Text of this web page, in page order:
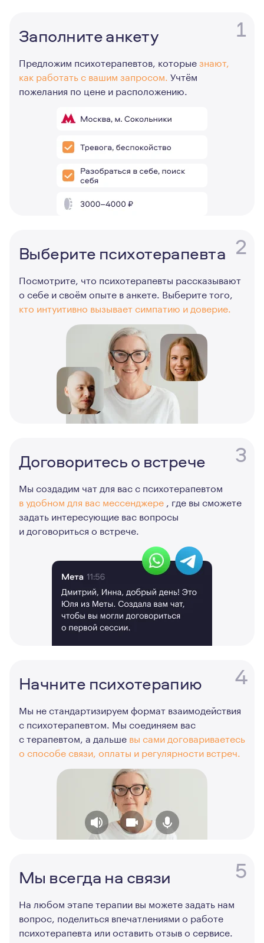
1
Заполните анкету
Предложим психотерапевтов, которыезнают,
как работать с вашим запросом. Учтём
пожелания по цене и расположению.
2
Выберите психотерапевта
Посмотрите, что психотерапевты рассказывают
о себе и своём опыте в анкете. Выберите того,
кто интуитивно вызывает симпатию и доверие.
3
Договоритесь о встрече
Мы создадим чат для вас с психотерапевтом
в удобном для вас мессенджере , где вы сможете
задать интересующие вас вопросы
и договориться о встрече.
4
Начните психотерапию
Мы не стандартизируем формат взаимодействия
с психотерапевтом. Мы соединяем вас
с терапевтом, а дальше вы сами договариваетесь
о способе связи, оплаты и регулярности встреч.
5
Мы всегда на связи
На любом этапе терапии вы можете задать нам
вопрос, поделиться впечатлениями о работе
психотерапевта или оставить отзыв о сервисе.